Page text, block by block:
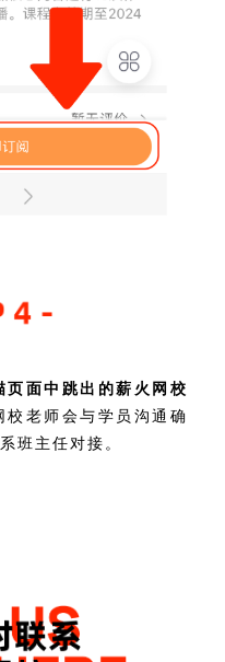
页面中跳出的薪火网校
校老师会与学员沟通确
班主任对接。